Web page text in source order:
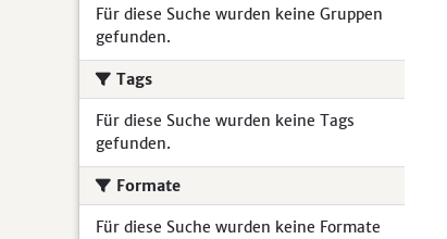
Für diese Suche wurden keine Gruppen
gefunden.
Tags
Für diese Suche wurden keine Tags
gefunden.
Formate
Für diese Suche wurden keine Formate